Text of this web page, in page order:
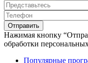
Отправить
Нажимая кнопку
обработки
Популярные